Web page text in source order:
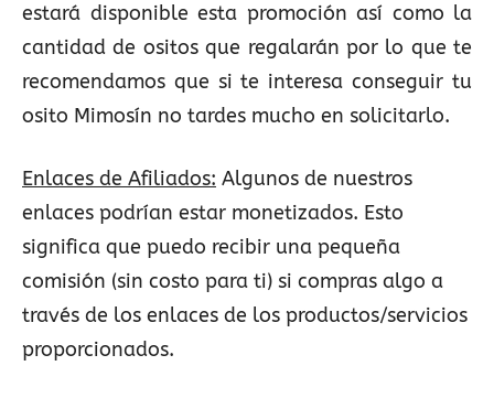
estará disponible esta promoción así como la
cantidad de ositos que regalarán por lo que te
recomendamos que si te interesa conseguir tu
osito Mimosín no tardes mucho en solicitarlo.
Enlaces de Afiliados: Algunos de nuestros
enlaces podrían estar monetizados. Esto
significa que puedo recibir una pequeña
comisión (sin costo para ti) si compras algo a
través de los enlaces de los productos/servicios
proporcionados.